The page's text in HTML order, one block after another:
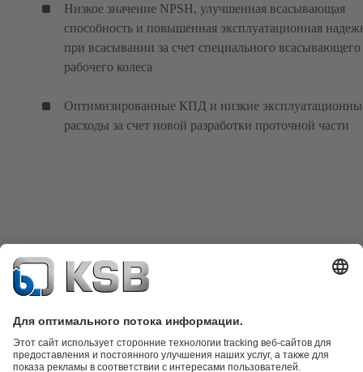
Низкое значение NPSH, улучшенная всасывающая
способность и повышенная эксплуатационная
при всасывании за счет специального всасывающего
рабочего колеса
Оптимизированные КПД и низкие
расходы за счет новой разработки проточной части